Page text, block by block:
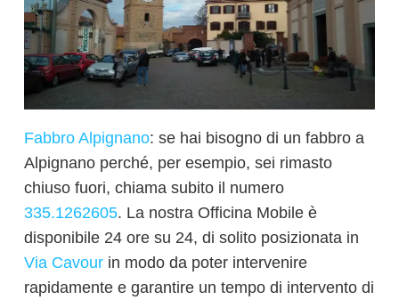
Fabbro Alpignano: se hai bisogno di un fabbro a
Alpignano perché, per esempio, sei rimasto
chiuso fuori, chiama subito il numero
335.1262605. La nostra Officina Mobile è
disponibile 24 ore su 24, di solito posizionata in
Via Cavour in modo da poter intervenire
rapidamente e garantire un tempo di intervento di